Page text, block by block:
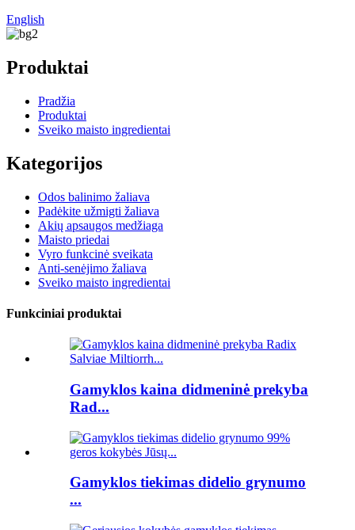
English
Produktai
Pradžia
Produktai
Sveiko maisto ingredientai
Kategorijos
Odos balinimo žaliava
Padėkite užmigti žaliava
Akių apsaugos medžiaga
Maisto priedai
Vyro funkcinė sveikata
Anti-senėjimo žaliava
Sveiko maisto ingredientai
Funkciniai produktai
Gamyklos kaina didmeninė prekyba
Rad...
Gamyklos tiekimas didelio grynumo
...